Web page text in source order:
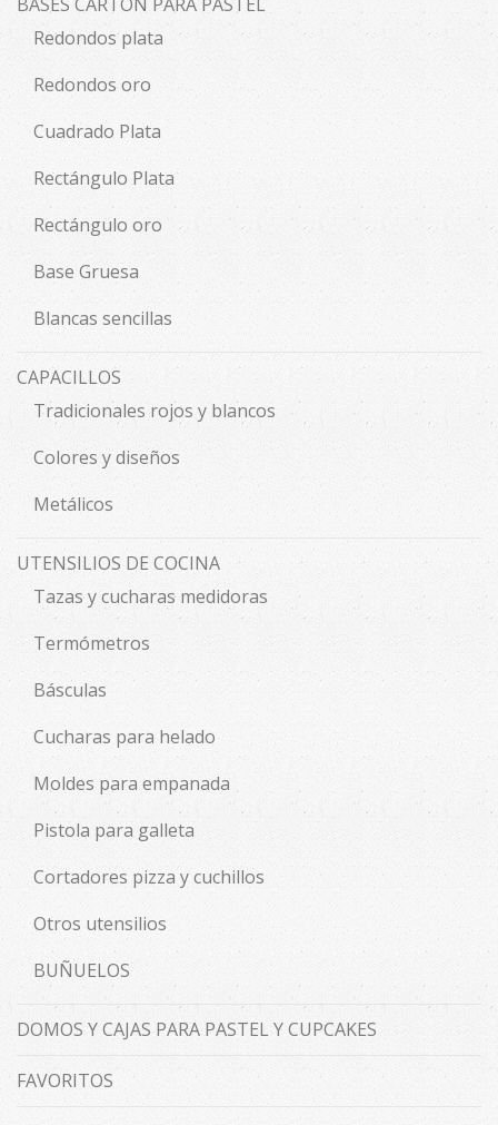
Redondos plata
Redondos oro
Cuadrado Plata
Rectángulo Plata
Rectángulo oro
Base Gruesa
Blancas sencillas
CAPACILLOS
Tradicionales rojos y blancos
Colores y diseños
Metálicos
UTENSILIOS DE COCINA
Tazas y cucharas medidoras
Termómetros
Básculas
Cucharas para helado
Moldes para empanada
Pistola para galleta
Cortadores pizza y cuchillos
Otros utensilios
BUÑUELOS
DOMOS Y CAJAS PARA PASTEL Y CUPCAKES
FAVORITOS